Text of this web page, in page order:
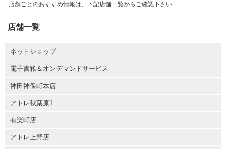
店舗ごとのおすすめ情報は、下記店舗一覧からご確認下さい
店舗一覧
ネットショップ
電子書籍＆オンデマンドサービス
神田神保町本店
アトレ秋葉原1
有楽町店
アトレ上野店